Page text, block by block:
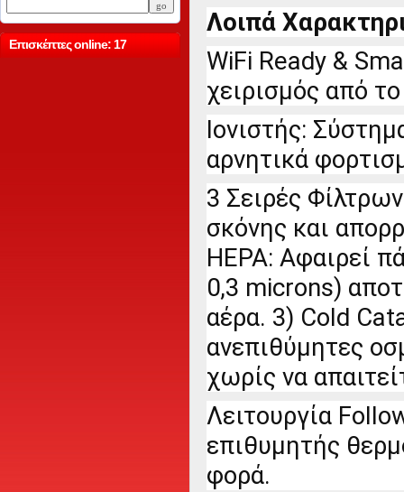
Επισκέπτες online: 17
Λοιπά
WiFi Ready &
χειρισμός από
Ιονιστής:
αρνητικά
3 Σειρές
σκόνης και
ΗΕΡΑ: Αφαιρεί
0,3 microns)
αέρα. 3) Cold
ανεπιθύμητες
χωρίς να
Λειτουργία
επιθυμητής
φορά.